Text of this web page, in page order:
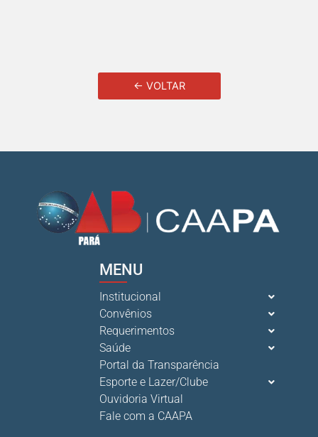
← VOLTAR
MENU
Institucional
Convênios
Requerimentos
Saúde
Portal da Transparência
Esporte e Lazer/Clube
Ouvidoria Virtual
Fale com a CAAPA